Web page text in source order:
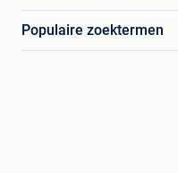
Populaire zoektermen